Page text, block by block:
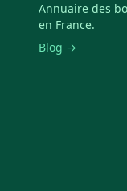
Annuaire des
en France.
Blog →